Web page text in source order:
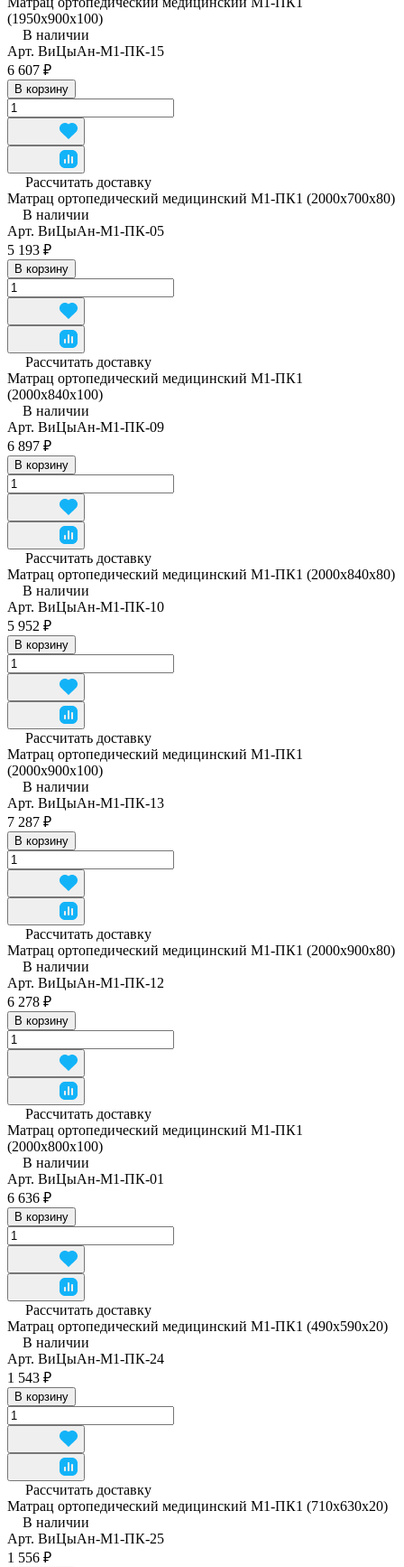
(1950x900x100)
В наличии
Арт. ВиЦыАн-М1-ПК-15
6 607 ₽
В корзину
Рассчитать доставку
Матрац ортопедический медицинский М1-ПК1 (2000x700x80)
В наличии
Арт. ВиЦыАн-М1-ПК-05
5 193 ₽
В корзину
Рассчитать доставку
Матрац ортопедический медицинский М1-ПК1
(2000x840x100)
В наличии
Арт. ВиЦыАн-М1-ПК-09
6 897 ₽
В корзину
Рассчитать доставку
Матрац ортопедический медицинский М1-ПК1 (2000x840x80)
В наличии
Арт. ВиЦыАн-М1-ПК-10
5 952 ₽
В корзину
Рассчитать доставку
Матрац ортопедический медицинский М1-ПК1
(2000x900x100)
В наличии
Арт. ВиЦыАн-М1-ПК-13
7 287 ₽
В корзину
Рассчитать доставку
Матрац ортопедический медицинский М1-ПК1 (2000x900x80)
В наличии
Арт. ВиЦыАн-М1-ПК-12
6 278 ₽
В корзину
Рассчитать доставку
Матрац ортопедический медицинский М1-ПК1
(2000х800х100)
В наличии
Арт. ВиЦыАн-М1-ПК-01
6 636 ₽
В корзину
Рассчитать доставку
Матрац ортопедический медицинский М1-ПК1 (490x590x20)
В наличии
Арт. ВиЦыАн-М1-ПК-24
1 543 ₽
В корзину
Рассчитать доставку
Матрац ортопедический медицинский М1-ПК1 (710x630x20)
В наличии
Арт. ВиЦыАн-М1-ПК-25
1 556 ₽